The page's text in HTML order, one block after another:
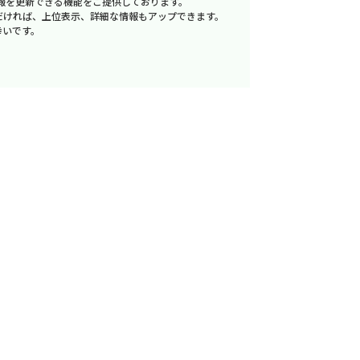
れば、上位表示、詳細な情報もアップできます。
です。